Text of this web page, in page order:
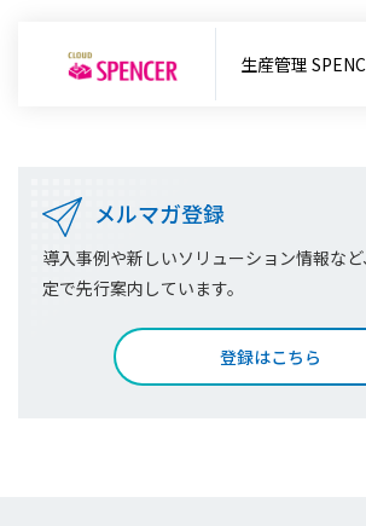
生産管理
メルマガ登録
導入事例や新しいソリューション情報な
定で先行案内しています。
登録はこちら